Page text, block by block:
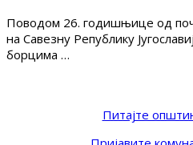
Поводом 26. годишњице од
на Савезну Републику
борцима …
Питајте